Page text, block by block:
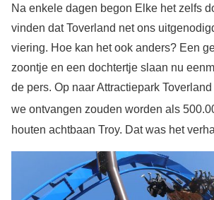
Na enkele dagen begon Elke het zelfs
vinden dat Toverland net ons
viering. Hoe kan het ook anders? Een
zoontje en een dochtertje slaan nu
de pers. Op naar Attractiepark
we ontvangen zouden worden als
houten achtbaan Troy. Dat was het